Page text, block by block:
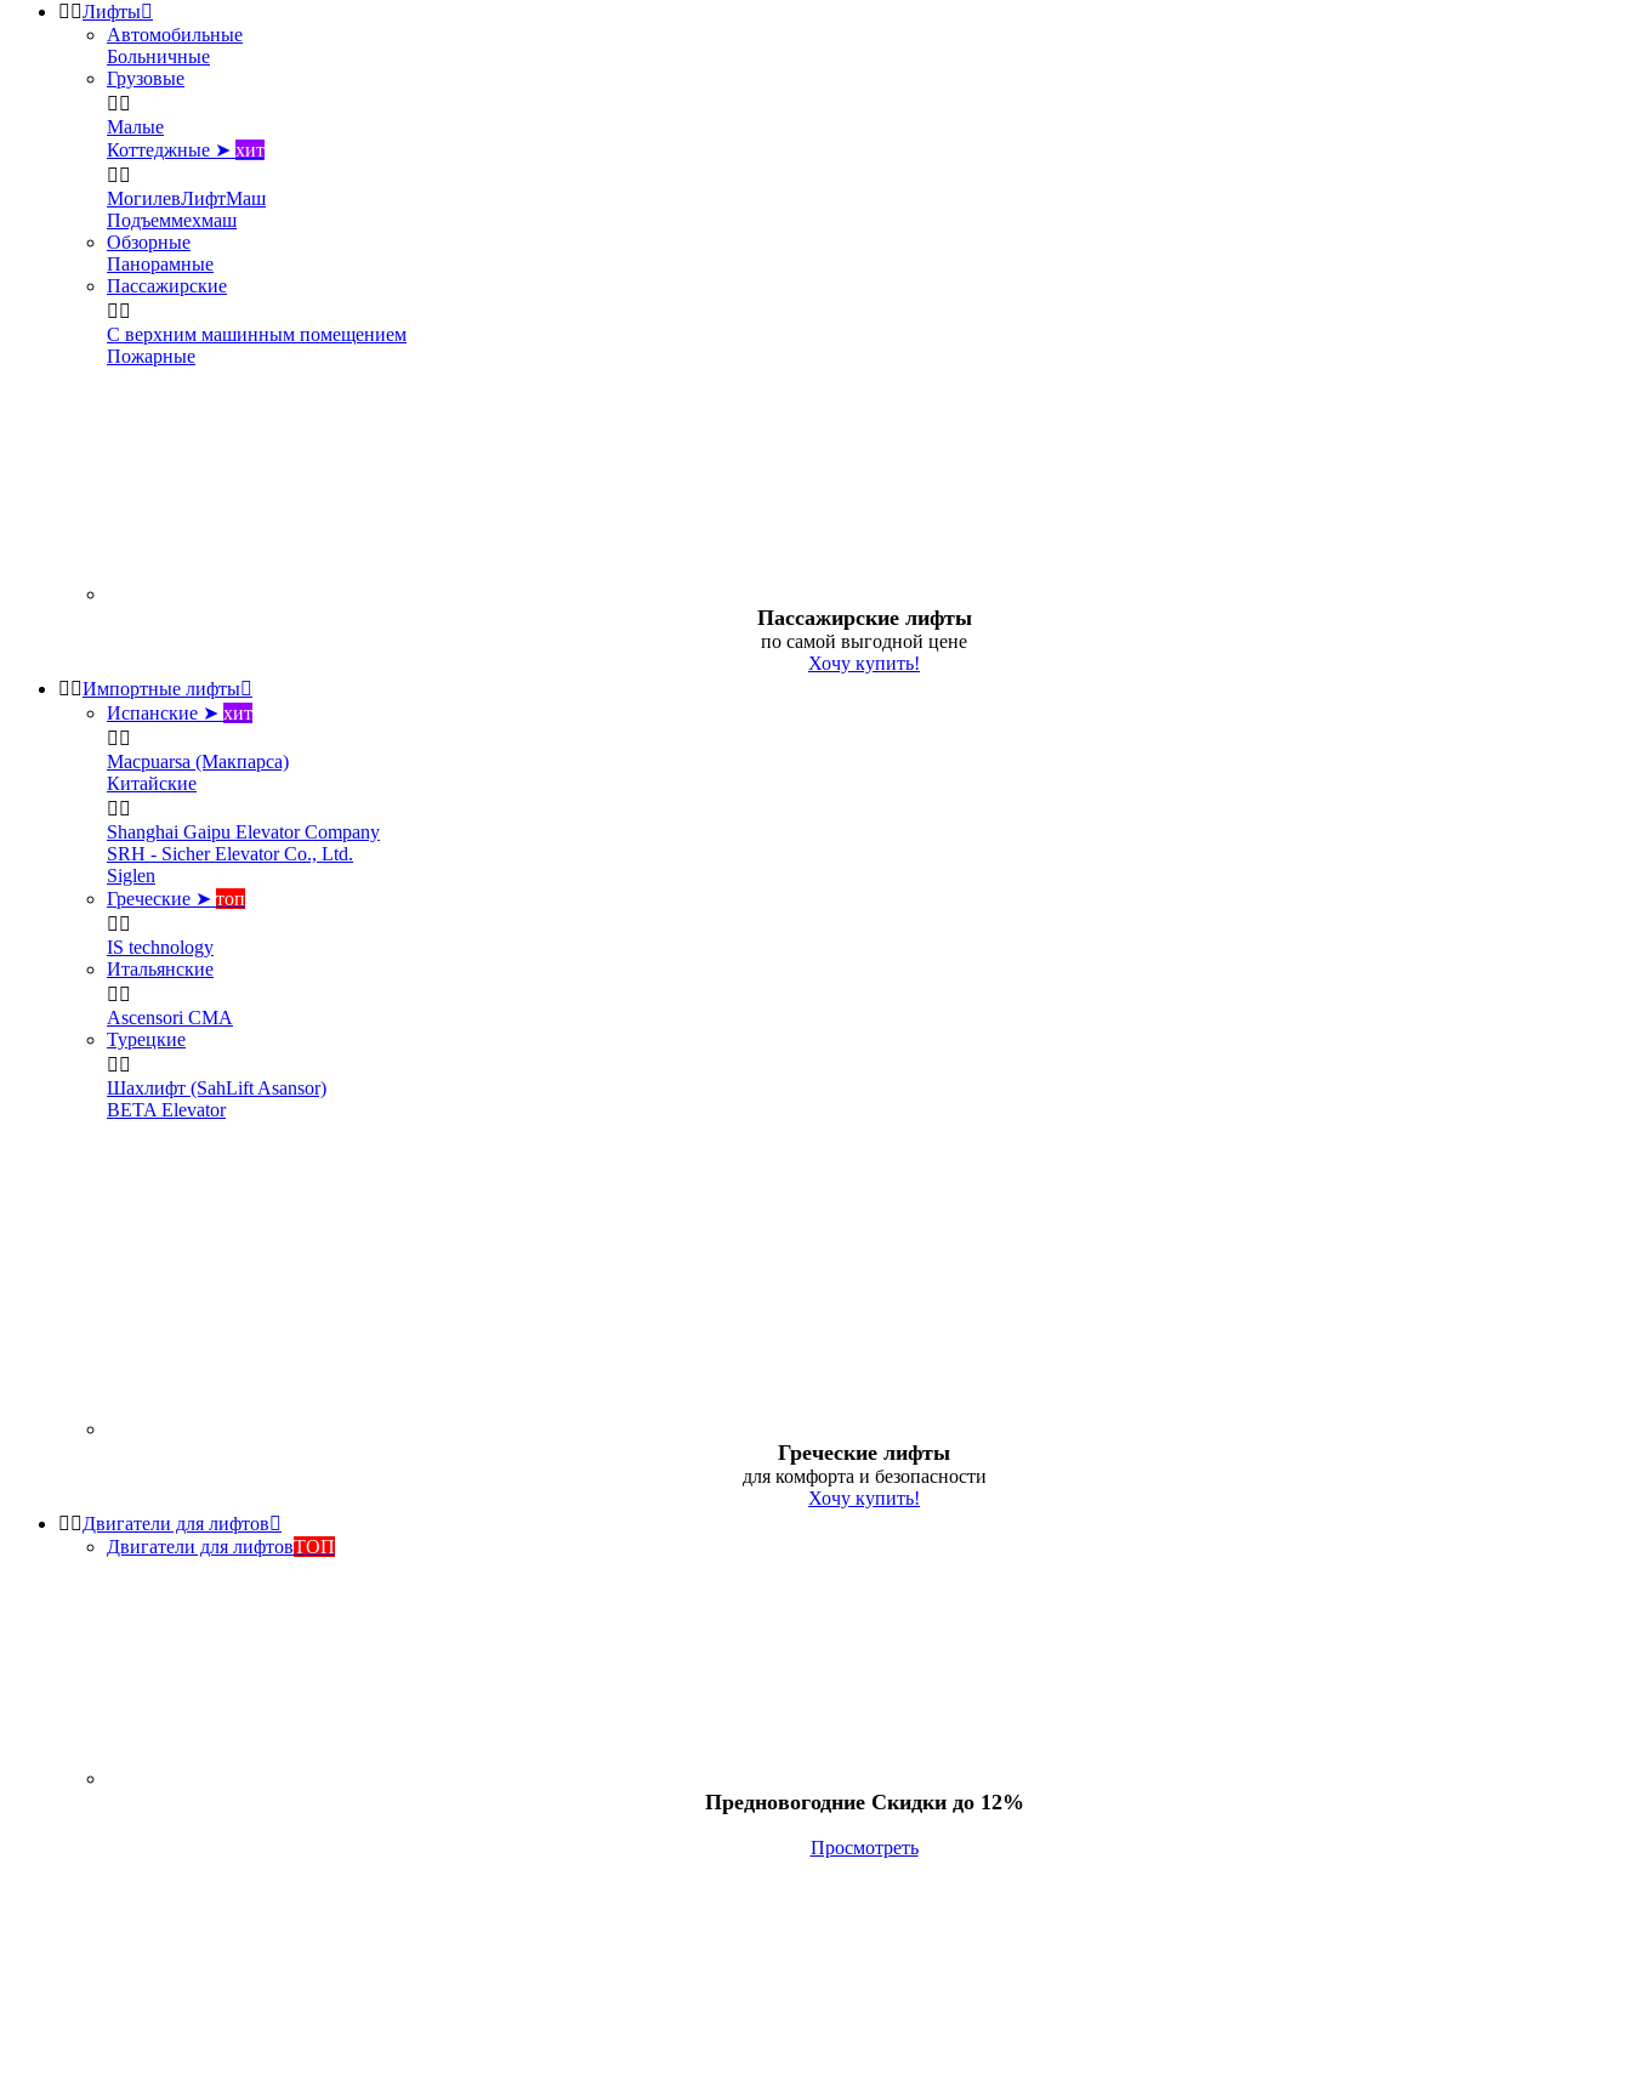
 Лифты
Автомобильные
Больничные
Грузовые
 
Малые
Коттеджные ➤ хит
 
МогилевЛифтМаш
Подъеммехмаш
Обзорные
Панорамные
Пассажирские
 
С верхним машинным помещением
Пожарные
Пассажирские лифты
по самой выгодной цене
Хочу купить!
 Импортные лифты
Испанские ➤ хит
 
Macpuarsa (Макпарса)
Китайские
 
Shanghai Gaipu Elevator Company
SRH - Sicher Elevator Co., Ltd.
Siglen
Греческие ➤ топ
 
IS technology
Итальянские
 
Ascensori CMA
Турецкие
 
Шахлифт (SahLift Asansor)
BETA Elevator
Греческие лифты
для комфорта и безопасности
Хочу купить!
 Двигатели для лифтов
Двигатели для лифтовТОП
Предновогодние Скидки до 12%
Просмотреть